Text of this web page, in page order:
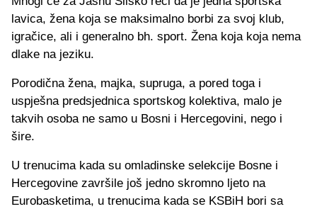
lavica, žena koja se maksimalno borbi za svoj klub,
igračice, ali i generalno bh. sport. Žena koja koja nema
dlake na jeziku.
Porodična žena, majka, supruga, a pored toga i
uspješna predsjednica sportskog kolektiva, malo je
takvih osoba ne samo u Bosni i Hercegovini, nego i
šire.
U trenucima kada su omladinske selekcije Bosne i
Hercegovine završile još jedno skromno ljeto na
Eurobasketima, u trenucima kada se KSBiH bori sa